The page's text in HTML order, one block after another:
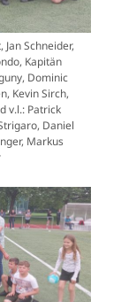
Schneider,
Kapitän
Dominic
Kevin Sirch,
v.l.: Patrick
Daniel
Markus